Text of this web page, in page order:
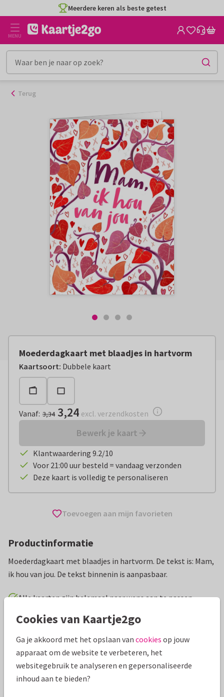
naar
inhoud
Meerdere keren als beste getest
MENU
Terug
Moederdagkaart met blaadjes in hartvorm
Kaartsoort: Dubbele kaart
Vanaf: € 3,24 excl. verzendkosten
Vanaf: 3,34 3,24 excl. verzendkosten
Bewerk je kaart
Klantwaardering 9.2/10
Voor 21:00 uur besteld = vandaag verzonden
Deze kaart is volledig te personaliseren
Toevoegen aan mijn favorieten
Productinformatie
Moederdagkaart met blaadjes in hartvorm. De tekst is: Mam,
ik hou van jou. De tekst binnenin is aanpasbaar.
Alle kaarten zijn helemaal naar wens aan te passen
Moederdag kaarten Fishuals
Specificaties bij deze kaart
Papiersoort: Kies uit 6 luxe papiersoorten
Cookies van Kaartje2go
Ga je akkoord met het opslaan van cookies op jouw
apparaat om de website te verbeteren, het
websitegebruik te analyseren en gepersonaliseerde
inhoud aan te bieden?